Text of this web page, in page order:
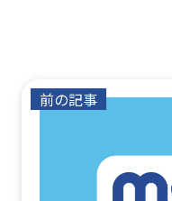
前の記事